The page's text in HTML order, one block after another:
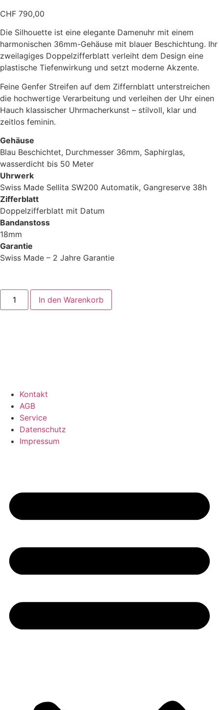
CHF 790,00
Die Silhouette ist eine elegante Damenuhr mit einem
harmonischen 36mm-Gehäuse mit blauer Beschichtung. Ihr
zweilagiges Doppelzifferblatt verleiht dem Design eine
plastische Tiefenwirkung und setzt moderne Akzente.
Feine Genfer Streifen auf dem Ziffernblatt unterstreichen
die hochwertige Verarbeitung und verleihen der Uhr einen
Hauch klassischer Uhrmacherkunst – stilvoll, klar und
zeitlos feminin.
Gehäuse
Blau Beschichtet, Durchmesser 36mm, Saphirglas,
wasserdicht bis 50 Meter
Uhrwerk
Swiss Made Sellita SW200 Automatik, Gangreserve 38h
Zifferblatt
Doppelzifferblatt mit Datum
Bandanstoss
18mm
Garantie
Swiss Made – 2 Jahre Garantie
Silhouette
P36.A.4.1.001
In den Warenkorb
Kontakt
AGB
Service
Datenschutz
Impressum